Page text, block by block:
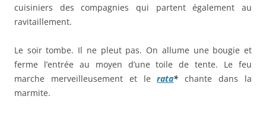
cuisiniers des compagnies qui partent également au
ravitaillement.
Le soir tombe. Il ne pleut pas. On allume une bougie et
ferme l’entrée au moyen d’une toile de tente. Le feu
marche merveilleusement et lerata* chante dans la
marmite.